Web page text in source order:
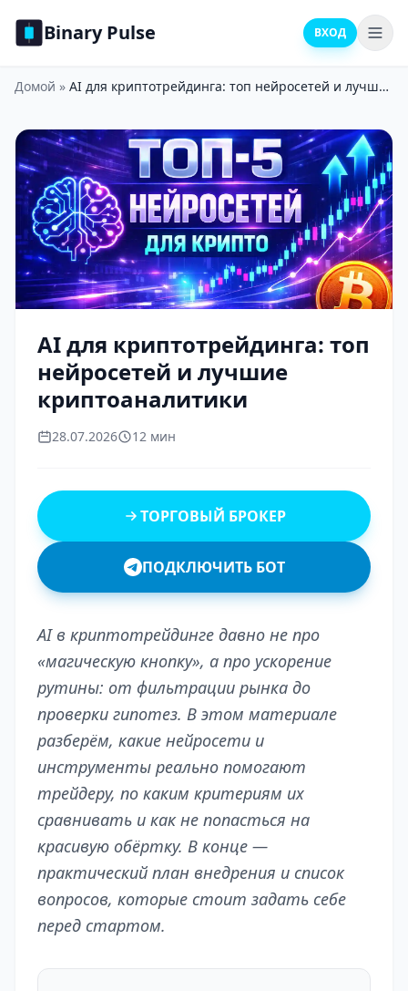
Binary Pulse ВХОД
Домой » AI для криптотрейдинга: топ нейросетей и лучшие криптоаналитики
AI для криптотрейдинга: топ
нейросетей и лучшие
криптоаналитики
28.07.2026 12 мин
ТОРГОВЫЙ БРОКЕР
ПОДКЛЮЧИТЬ БОТ
AI в криптотрейдинге давно не про
«магическую кнопку», а про ускорение
рутины: от фильтрации рынка до
проверки гипотез. В этом материале
разберём, какие нейросети и
инструменты реально помогают
трейдеру, по каким критериям их
сравнивать и как не попасться на
красивую обёртку. В конце —
практический план внедрения и список
вопросов, которые стоит задать себе
перед стартом.